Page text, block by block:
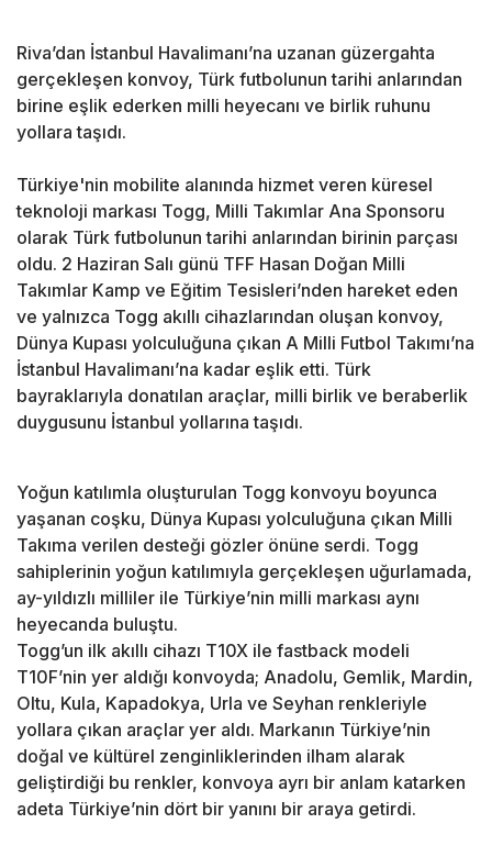
Riva’dan İstanbul Havalimanı’na uzanan güzergahta
gerçekleşen konvoy, Türk futbolunun tarihi anlarından
birine eşlik ederken milli heyecanı ve birlik ruhunu
yollara taşıdı.
Türkiye'nin mobilite alanında hizmet veren küresel
teknoloji markası Togg, Milli Takımlar Ana Sponsoru
olarak Türk futbolunun tarihi anlarından birinin parçası
oldu. 2 Haziran Salı günü TFF Hasan Doğan Milli
Takımlar Kamp ve Eğitim Tesisleri’nden hareket eden
ve yalnızca Togg akıllı cihazlarından oluşan konvoy,
Dünya Kupası yolculuğuna çıkan A Milli Futbol Takımı’na
İstanbul Havalimanı’na kadar eşlik etti. Türk
bayraklarıyla donatılan araçlar, milli birlik ve beraberlik
duygusunu İstanbul yollarına taşıdı.
Yoğun katılımla oluşturulan Togg konvoyu boyunca
yaşanan coşku, Dünya Kupası yolculuğuna çıkan Milli
Takıma verilen desteği gözler önüne serdi. Togg
sahiplerinin yoğun katılımıyla gerçekleşen uğurlamada,
ay-yıldızlı milliler ile Türkiye’nin milli markası aynı
heyecanda buluştu.
Togg’un ilk akıllı cihazı T10X ile fastback modeli
T10F’nin yer aldığı konvoyda; Anadolu, Gemlik, Mardin,
Oltu, Kula, Kapadokya, Urla ve Seyhan renkleriyle
yollara çıkan araçlar yer aldı. Markanın Türkiye’nin
doğal ve kültürel zenginliklerinden ilham alarak
geliştirdiği bu renkler, konvoya ayrı bir anlam katarken
adeta Türkiye’nin dört bir yanını bir araya getirdi.